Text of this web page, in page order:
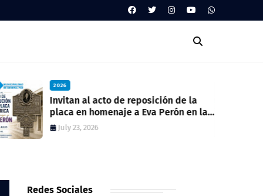
2026
Invitan al acto de reposición de la
placa en homenaje a Eva Perón en la
ex estación del ferrocarril
July 23, 2026
Redes Sociales